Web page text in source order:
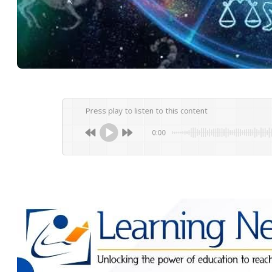
Press play to listen to this content
0:00